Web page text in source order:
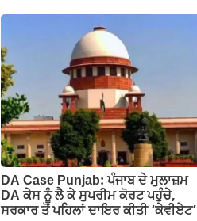
DA Case Punjab: ਪੰਜਾਬ ਦੇ ਮੁਲਾਜ਼ਮ
DA ਕੇਸ ਨੂੰ ਲੈ ਕੇ ਸੁਪਰੀਮ ਕੋਰਟ ਪਹੁੰਚੇ,
ਸਰਕਾਰ ਤੋਂ ਪਹਿਲਾਂ ਦਾਇਰ ਕੀਤੀ ‘ਕੇਵੀਏਟ’